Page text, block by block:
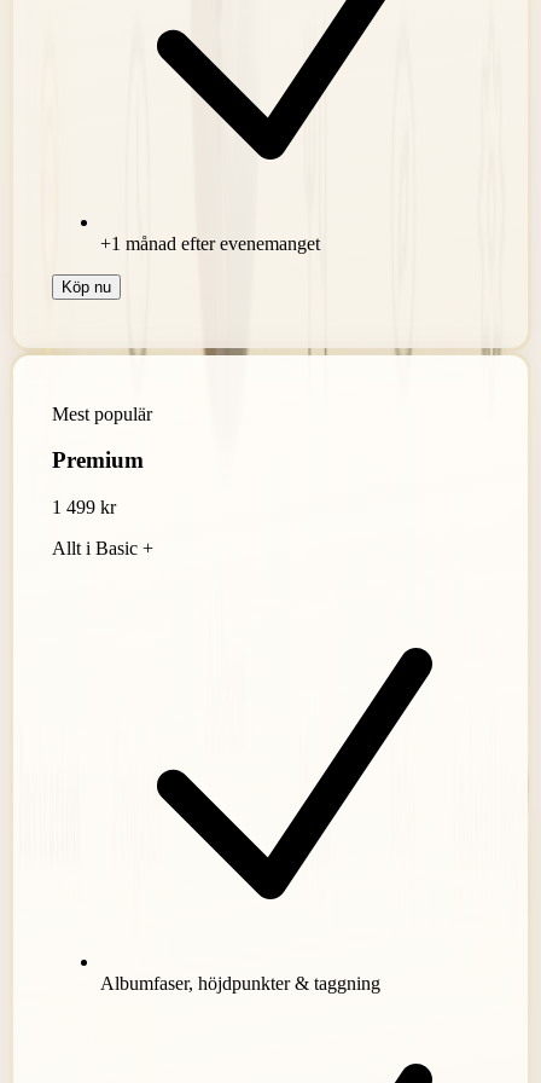
+1 månad efter evenemanget
Köp nu
Mest populär
Premium
1 499 kr
Allt i Basic +
Albumfaser, höjdpunkter & taggning